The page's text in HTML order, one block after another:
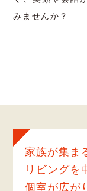
みませんか？
家族が集ま
リビングを
個室が広が